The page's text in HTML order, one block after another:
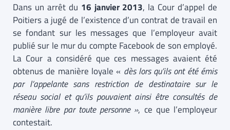
Dans un arrêt du 16 janvier 2013, la Cour d’appel de
Poitiers a jugé de l’existence d’un contrat de travail en
se fondant sur les messages que l’employeur avait
publié sur le mur du compte Facebook de son employé.
La Cour a considéré que ces messages avaient été
obtenus de manière loyale « dès lors qu’ils ont été émis
par l’appelante sans restriction de destinataire sur le
réseau social et qu’ils pouvaient ainsi être consultés de
manière libre par toute personne », ce que l’employeur
contestait.